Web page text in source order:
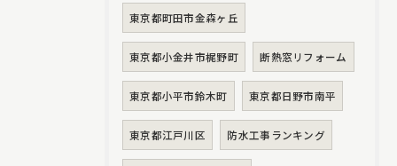
東京都町田市金森ヶ丘
東京都小金井市梶野町 断熱窓リフォーム
東京都小平市鈴木町 東京都日野市南平
東京都江戸川区 防水工事ランキング